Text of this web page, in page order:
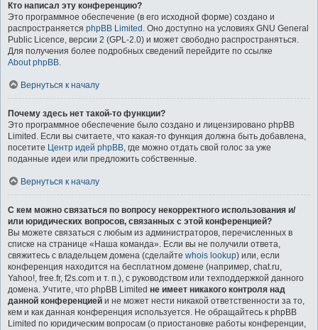
Кто написал эту конференцию?
Это программное обеспечение (в его исходной форме) создано и
распространяется phpBB Limited . Оно доступно на условиях GNU General
Public Licence, версии 2 (GPL-2.0) и может свободно распространяться.
Для получения более подробных сведений перейдите по ссылке
About phpBB.
Вернуться к началу
Почему здесь нет такой-то функции?
Это программное обеспечение было создано и лицензировано phpBB
Limited. Если вы считаете, что какая-то функция должна быть добавлена,
посетите Центр идей phpBB, где можно отдать свой голос за уже
поданные идеи или предложить собственные.
Вернуться к началу
С кем можно связаться по вопросу некорректного использования и/
или юридических вопросов, связанных с этой конференцией?
Вы можете связаться с любым из администраторов, перечисленных в
списке на странице «Наша команда». Если вы не получили ответа,
свяжитесь с владельцем домена (сделайте whois lookup) или, если
конференция находится на бесплатном домене (например, chat.ru,
Yahoo!, free.fr, f2s.com и т. п.), с руководством или техподдержкой данного
домена. Учтите, что phpBB Limited не имеет никакого контроля над
данной конференцией и не может нести никакой ответственности за то,
кем и как данная конференция используется. Не обращайтесь к phpBB
Limited по юридическим вопросам (о приостановке работы конференции,